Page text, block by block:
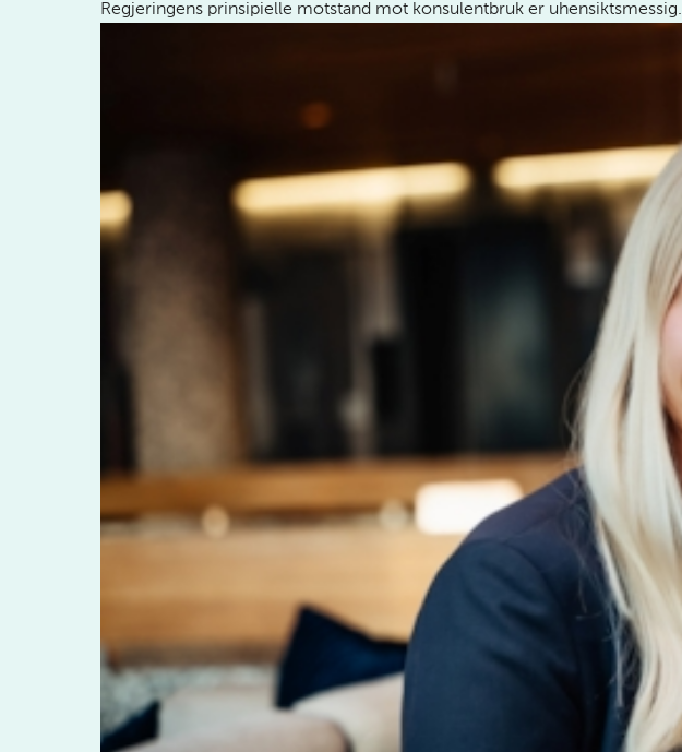
Regjeringens prinsipielle motstand mot konsulentbruk er uhensiktsmessig.